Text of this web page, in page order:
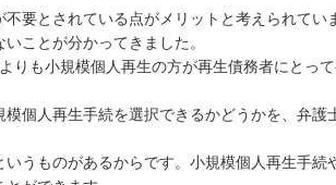
要とされている点がメリットと考えられてい
ことが分かってきました。
りも小規模個人再生の方が再生債務者にとっ
個人再生手続を選択できるかどうかを、弁護
うものがあるからです。小規模個人再生手続